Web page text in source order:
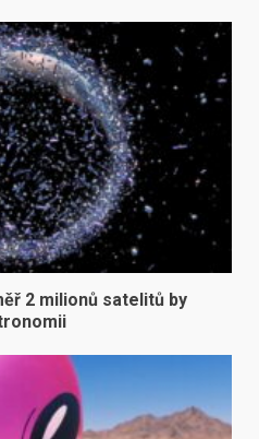
2 milionů satelitů by